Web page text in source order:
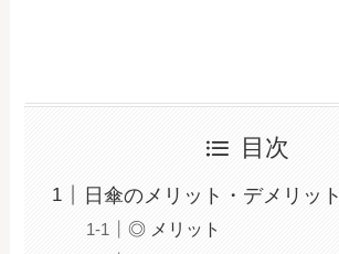
目次
日傘のメリット・デメリット
◎ メリット